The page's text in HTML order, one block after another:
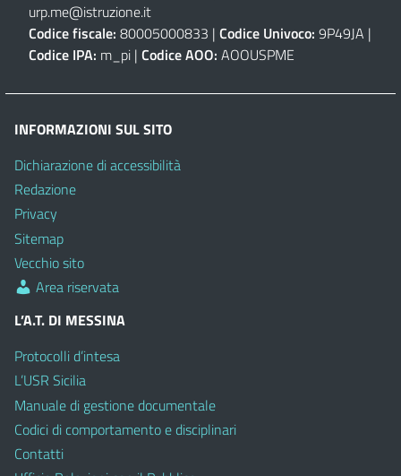
urp.me@istruzione.it
Codice fiscale: 80005000833 | Codice Univoco: 9P49JA |
Codice IPA: m_pi | Codice AOO: AOOUSPME
INFORMAZIONI SUL SITO
Dichiarazione di accessibilità
Redazione
Privacy
Sitemap
Vecchio sito
Area riservata
L’A.T. DI MESSINA
Protocolli d’intesa
L’USR Sicilia
Manuale di gestione documentale
Codici di comportamento e disciplinari
Contatti